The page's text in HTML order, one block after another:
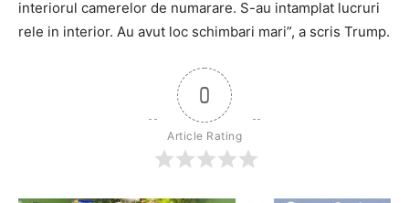
interiorul camerelor de numarare. S-au intamplat lucruri
rele in interior. Au avut loc schimbari mari”, a scris Trump.
0
Article Rating